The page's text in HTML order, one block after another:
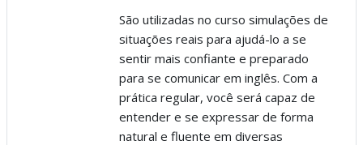
São utilizadas no curso simulações de
situações reais para ajudá-lo a se
sentir mais confiante e preparado
para se comunicar em inglês. Com a
prática regular, você será capaz de
entender e se expressar de forma
natural e fluente em diversas